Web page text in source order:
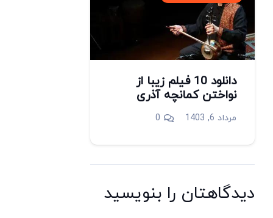
دانلود 10 فیلم زیبا از
نواختن کمانچه آذری
مرداد 6, 1403 0
دیدگاهتان را بنویسید